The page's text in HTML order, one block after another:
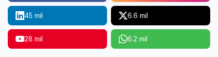
45 mil 6.6 mil
28 mil 6.2 mil